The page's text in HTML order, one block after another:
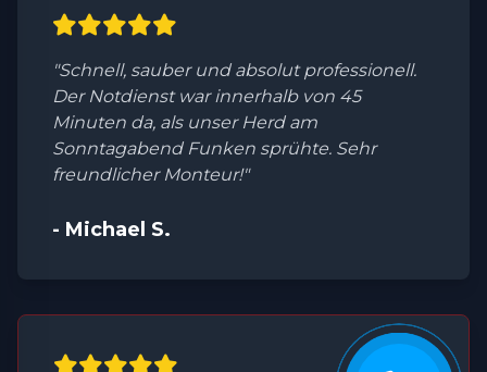
"Schnell, sauber und absolut professionell.
Der Notdienst war innerhalb von 45
Minuten da, als unser Herd am
Sonntagabend Funken sprühte. Sehr
freundlicher Monteur!"
- Michael S.